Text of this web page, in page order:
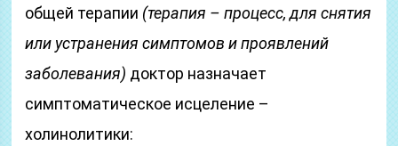
общей терапии (терапия – процесс, для снятия
или устранения симптомов и проявлений
заболевания) доктор назначает
симптоматическое исцеление –
холинолитики: